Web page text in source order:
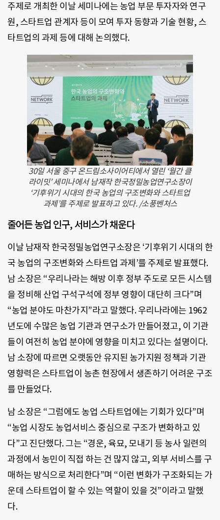
주제로 개최한 이날 세미나에는 농업 부문 투자자와 연구
원, 스타트업 관계자 등이 모여 투자 동향과 기술 현황, 스
타트업의 과제 등에 대해 논의했다.
30일 서울 중구 온드림소사이어티에서 열린 ‘월간 클
라이밋’ 세미나에서 남재작 한국정밀농업연구소장이
‘기후위기 시대의 한국 농업의 구조변화와 스타트업
과제’를 주제로 발표하고 있다. /소풍벤처스
줄어든 농업 인구, 서비스가 채운다
이날 남재작 한국정밀농업연구소장은 ‘기후위기 시대의 한
국 농업의 구조변화와 스타트업 과제’를 주제로 발표했다.
남 소장은 “우리나라는 해방 이후 정부 주도로 모든 시스템
을 정비해 산업 구석구석에 정부 영향이 대단히 크다”며
“농업 분야도 마찬가지”라고 말했다. 우리나라에는 1962
년도에 수많은 농업 기관과 연구소가 만들어졌고, 이 기관
들이 여전히 농업 분야에 영향을 미치고 있다는 설명이다.
남 소장에 따르면 오랫동안 유지된 농가지원 정책과 기관
영향력은 스타트업이 농촌 현장에서 생존하기 어려운 구조
를 만들었다.
남 소장은 “그럼에도 농업 스타트업에는 기회가 있다”며
“농업 시장도 농업서비스 중심으로 구조가 변화하고 있
다”고 진단했다. 그는 “경운, 육묘, 모내기 등 농사 일련의
과정에서 농민이 직접 하는 건 많지 않고, 외부 서비스를 구
매하는 방식으로 처리한다”며 “이런 변화가 구조화되는 가
운데 스타트업이 할 수 있는 역할이 있을 것”이라고 말했
다.